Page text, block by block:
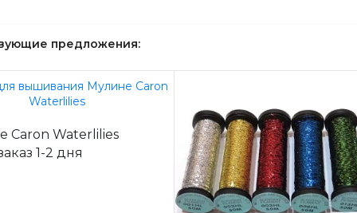
предложения:
Caron Waterlilies
1-2 дня